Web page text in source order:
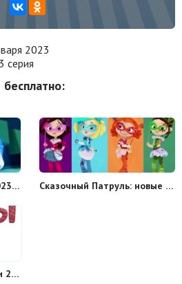
2023
серия
Фиксики: новые серии 2023 года Сказочный Патруль: новые серии 2022 года
Барбоскины: новые серии 2021 года